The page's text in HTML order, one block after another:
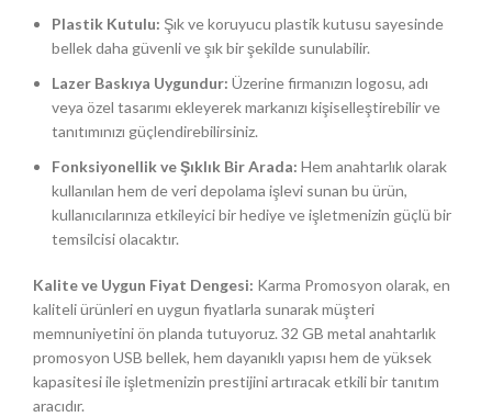
Plastik Kutulu: Şık ve koruyucu plastik kutusu sayesinde
bellek daha güvenli ve şık bir şekilde sunulabilir.
Lazer Baskıya Uygundur: Üzerine firmanızın logosu, adı
veya özel tasarımı ekleyerek markanızı kişiselleştirebilir ve
tanıtımınızı güçlendirebilirsiniz.
Fonksiyonellik ve Şıklık Bir Arada: Hem anahtarlık olarak
kullanılan hem de veri depolama işlevi sunan bu ürün,
kullanıcılarınıza etkileyici bir hediye ve işletmenizin güçlü bir
temsilcisi olacaktır.
Kalite ve Uygun Fiyat Dengesi: Karma Promosyon olarak, en
kaliteli ürünleri en uygun fiyatlarla sunarak müşteri
memnuniyetini ön planda tutuyoruz. 32 GB metal anahtarlık
promosyon USB bellek, hem dayanıklı yapısı hem de yüksek
kapasitesi ile işletmenizin prestijini artıracak etkili bir tanıtım
aracıdır.